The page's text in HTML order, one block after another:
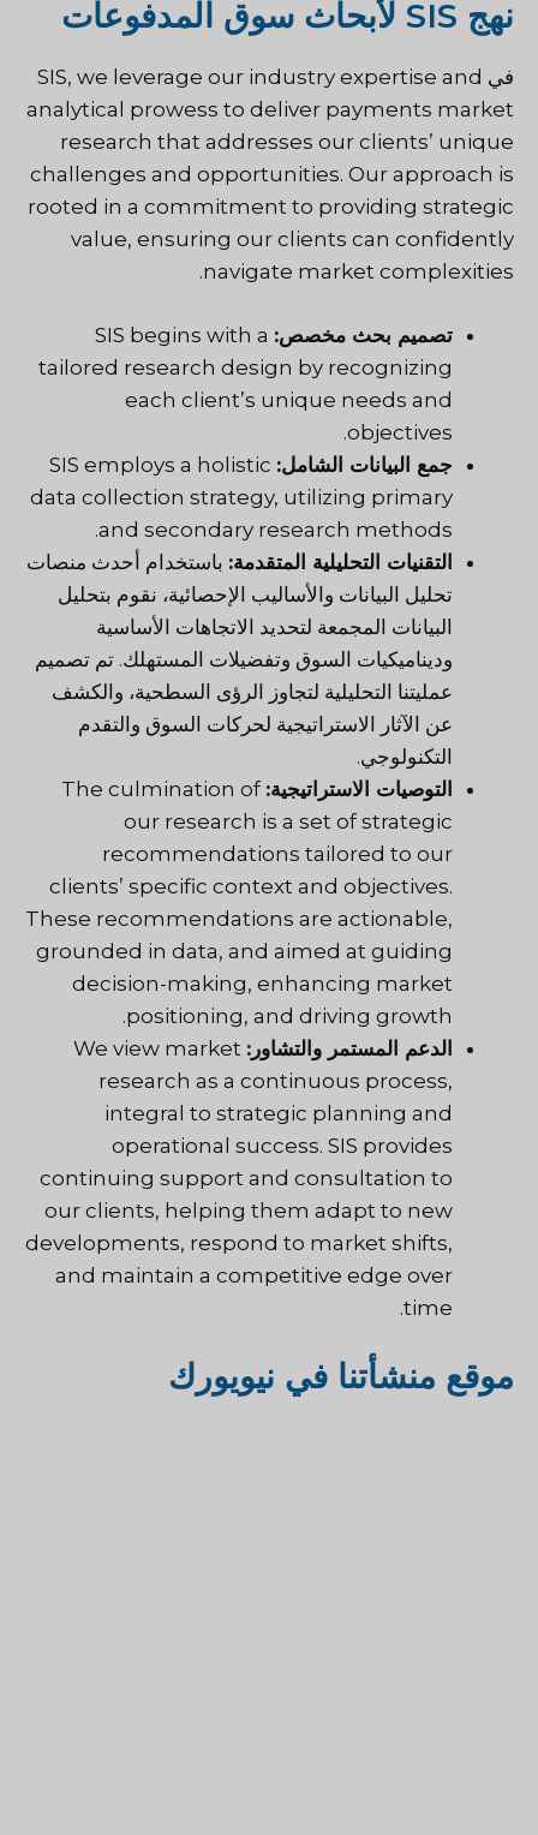
نهج SIS لأبحاث سوق المدفوعات
في SIS, we leverage our industry expertise and
analytical prowess to deliver payments market
research that addresses our clients’ unique
challenges and opportunities. Our approach is
rooted in a commitment to providing strategic
value, ensuring our clients can confidently
navigate market complexities.
تصميم بحث مخصص: SIS begins with a
tailored research design by recognizing
each client’s unique needs and
objectives.
جمع البيانات الشامل: SIS employs a holistic
data collection strategy, utilizing primary
and secondary research methods.
التقنيات التحليلية المتقدمة: باستخدام أحدث منصات
تحليل البيانات والأساليب الإحصائية، نقوم بتحليل
البيانات المجمعة لتحديد الاتجاهات الأساسية
وديناميكيات السوق وتفضيلات المستهلك. تم تصميم
عمليتنا التحليلية لتجاوز الرؤى السطحية، والكشف
عن الآثار الاستراتيجية لحركات السوق والتقدم
التكنولوجي.
التوصيات الاستراتيجية: The culmination of
our research is a set of strategic
recommendations tailored to our
clients’ specific context and objectives.
These recommendations are actionable,
grounded in data, and aimed at guiding
decision-making, enhancing market
positioning, and driving growth.
الدعم المستمر والتشاور: We view market
research as a continuous process,
integral to strategic planning and
operational success. SIS provides
continuing support and consultation to
our clients, helping them adapt to new
developments, respond to market shifts,
and maintain a competitive edge over
time.
موقع منشأتنا في نيويورك